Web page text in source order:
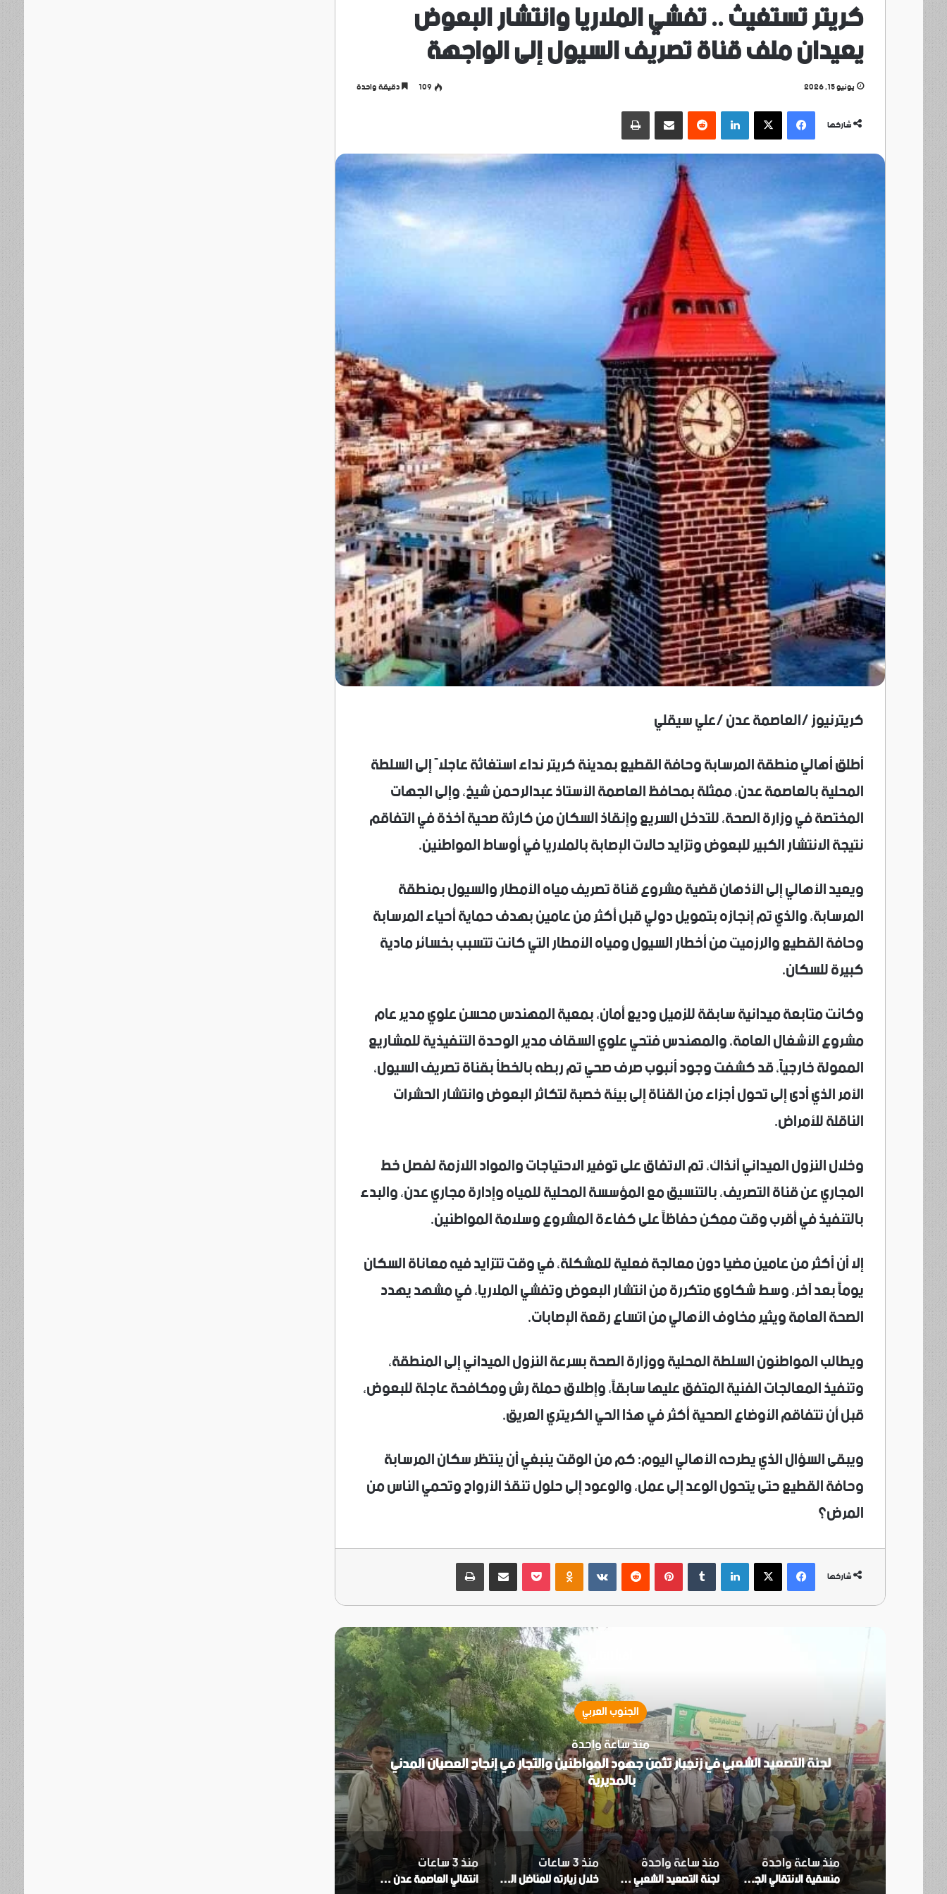
كريتر تستغيث .. تفشي الملاريا وانتشار البعوض
يعيدان ملف قناة تصريف السيول إلى الواجهة
يونيو 15, 2026 109
دقيقة واحدة
شاركها
فيسبوك
‫X لينكدإن
‏Reddit مشاركة عبر البريد طباعة
كريترنيوز /العاصمة عدن /علي سيقلي
أطلق أهالي منطقة المرسابة وحافة القطيع بمدينة كريتر نداء استغاثة عاجلاً إلى السلطة
المحلية بالعاصمة عدن، ممثلة بمحافظ العاصمة الأستاذ عبدالرحمن شيخ، وإلى الجهات
المختصة في وزارة الصحة، للتدخل السريع وإنقاذ السكان من كارثة صحية آخذة في التفاقم
نتيجة الانتشار الكبير للبعوض وتزايد حالات الإصابة بالملاريا في أوساط المواطنين.
ويعيد الأهالي إلى الأذهان قضية مشروع قناة تصريف مياه الأمطار والسيول بمنطقة
المرسابة، والذي تم إنجازه بتمويل دولي قبل أكثر من عامين بهدف حماية أحياء المرسابة
وحافة القطيع والرزميت من أخطار السيول ومياه الأمطار التي كانت تتسبب بخسائر مادية
كبيرة للسكان.
وكانت متابعة ميدانية سابقة للزميل وديع أمان، بمعية المهندس محسن علوي مدير عام
مشروع الأشغال العامة، والمهندس فتحي علوي السقاف مدير الوحدة التنفيذية للمشاريع
الممولة خارجياً، قد كشفت وجود أنبوب صرف صحي تم ربطه بالخطأ بقناة تصريف السيول،
الأمر الذي أدى إلى تحول أجزاء من القناة إلى بيئة خصبة لتكاثر البعوض وانتشار الحشرات
الناقلة للأمراض.
وخلال النزول الميداني آنذاك، تم الاتفاق على توفير الاحتياجات والمواد اللازمة لفصل خط
المجاري عن قناة التصريف، بالتنسيق مع المؤسسة المحلية للمياه وإدارة مجاري عدن، والبدء
بالتنفيذ في أقرب وقت ممكن حفاظاً على كفاءة المشروع وسلامة المواطنين.
إلا أن أكثر من عامين مضيا دون معالجة فعلية للمشكلة، في وقت تتزايد فيه معاناة السكان
يوماً بعد آخر، وسط شكاوى متكررة من انتشار البعوض وتفشي الملاريا، في مشهد يهدد
الصحة العامة ويثير مخاوف الأهالي من اتساع رقعة الإصابات.
ويطالب المواطنون السلطة المحلية ووزارة الصحة بسرعة النزول الميداني إلى المنطقة،
وتنفيذ المعالجات الفنية المتفق عليها سابقاً، وإطلاق حملة رش ومكافحة عاجلة للبعوض،
قبل أن تتفاقم الأوضاع الصحية أكثر في هذا الحي الكريتري العريق.
ويبقى السؤال الذي يطرحه الأهالي اليوم: كم من الوقت ينبغي أن ينتظر سكان المرسابة
وحافة القطيع حتى يتحول الوعد إلى عمل، والوعود إلى حلول تنقذ الأرواح وتحمي الناس من
المرض؟
شاركها فيسبوك
‫X لينكدإن
‏Tumblr بينتيريست
‏Reddit
‏VKontakte
Odnoklassniki
‫Pocketمشاركة عبر البريد طباعة
الجنوب العربي
منذ ساعة واحدة
لجنة التصعيد الشعبي في زنجبار تثمن جهود المواطنين والتجار في إنجاح العصيان المدني
بالمديرية
خلال زيارته للمناضل اللواء ناصر النوبة..الحالمي ويؤكد
منذ ساعة واحدة
منسقية الانتقالي الجنوبي بجامعة عدن تؤيد دعوة انتقالي العاصمة بتنفيذ العصيان المدني السلمي
منذ ساعة واحدة
لجنة التصعيد الشعبي في زنجبار تثمن جهود المواطنين والتجار في إنجاح العصيان المدني بالمديرية
منذ 3 ساعات
خلال زيارته للمناضل اللواء ناصر النوبة..الحالمي ويؤكد اهتمام المجلس الانتقالي برموز الثورة الجنوبية
منذ 3 ساعات
انتقالي العاصمة عدن يعلن تأييده لدعوات العصيان المدني ومطالب النقابات الجنوبية